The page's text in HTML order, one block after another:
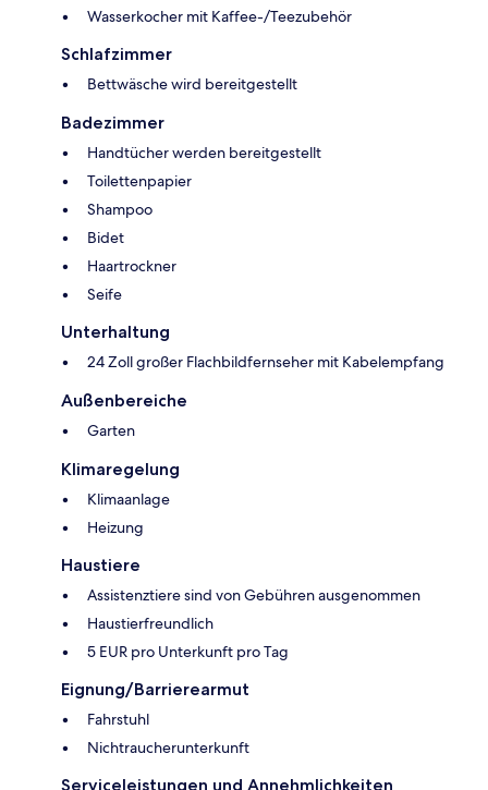
Wasserkocher mit Kaffee-/Teezubehör
Schlafzimmer
Bettwäsche wird bereitgestellt
Badezimmer
Handtücher werden bereitgestellt
Toilettenpapier
Shampoo
Bidet
Haartrockner
Seife
Unterhaltung
24 Zoll großer Flachbildfernseher mit Kabelempfang
Außenbereiche
Garten
Klimaregelung
Klimaanlage
Heizung
Haustiere
Assistenztiere sind von Gebühren ausgenommen
Haustierfreundlich
5 EUR pro Unterkunft pro Tag
Eignung/Barrierearmut
Fahrstuhl
Nichtraucherunterkunft
Serviceleistungen und Annehmlichkeiten